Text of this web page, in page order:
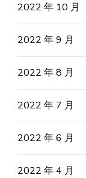
2022 年 10 月
2022 年 9 月
2022 年 8 月
2022 年 7 月
2022 年 6 月
2022 年 4 月